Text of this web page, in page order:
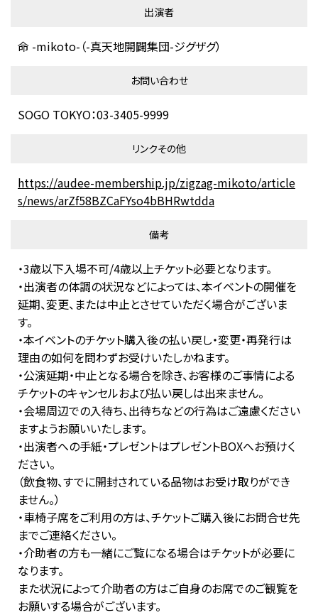
出演者
命 -mikoto-（-真天地開闢集団-ジグザグ）
お問い合わせ
SOGO TOKYO：03-3405-9999
リンクその他
https://audee-membership.jp/zigzag-mikoto/article
s/news/arZf58BZCaFYso4bBHRwtdda
備考
・3歳以下入場不可/4歳以上チケット必要となります。
・出演者の体調の状況などによっては、本イベントの開催を
延期、変更、または中止とさせていただく場合がございま
す。
・本イベントのチケット購入後の払い戻し・変更・再発行は
理由の如何を問わずお受けいたしかねます。
・公演延期・中止となる場合を除き、お客様のご事情による
チケットのキャンセルおよび払い戻しは出来ません。
・会場周辺での入待ち、出待ちなどの行為はご遠慮ください
ますようお願いいたします。
・出演者への手紙・プレゼントはプレゼントBOXへお預けく
ださい。
（飲食物、すでに開封されている品物はお受け取りができ
ません。）
・車椅子席をご利用の方は、チケットご購入後にお問合せ先
までご連絡ください。
・介助者の方も一緒にご覧になる場合はチケットが必要に
なります。
また状況によって介助者の方はご自身のお席でのご観覧を
お願いする場合がございます。